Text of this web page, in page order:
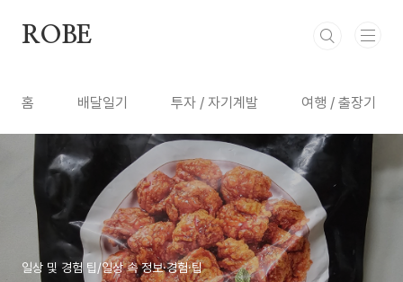
ROBE
홈 배달일기 투자 / 자기계발 여행 / 출장기
일상 및 경험 팁/일상 속 정보·경험·팁